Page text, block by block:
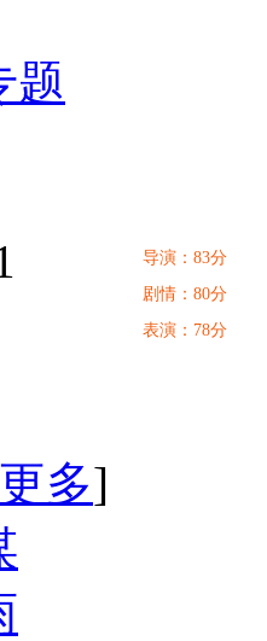
题
导演：83分
剧情：80分
表演：78分
更多]